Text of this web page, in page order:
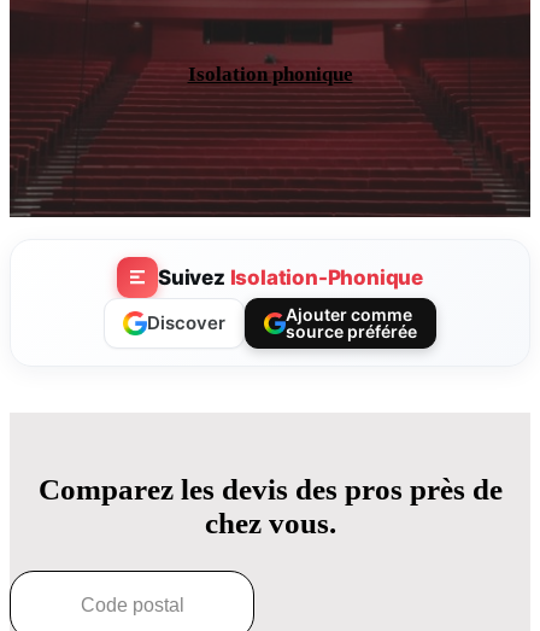
Isolation phonique
Suivez Isolation-Phonique
Discover
Ajouter comme
source préférée
Comparez les devis des pros près de
chez vous.